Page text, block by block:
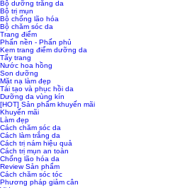
Bộ dưỡng trắng da
Bộ trị mụn
Bộ chống lão hóa
Bộ chăm sóc da
Trang điểm
Phấn nền - Phấn phủ
Kem trang điểm dưỡng da
Tẩy trang
Nước hoa hồng
Son dưỡng
Mặt nạ làm đẹp
Tái tạo và phục hồi da
Dưỡng da vùng kín
[HOT] Sản phẩm khuyến mãi
Khuyến mãi
Làm đẹp
Cách chăm sóc da
Cách làm trắng da
Cách trị nám hiệu quả
Cách trị mụn an toàn
Chống lão hóa da
Review Sản phẩm
Cách chăm sóc tóc
Phương pháp giảm cân